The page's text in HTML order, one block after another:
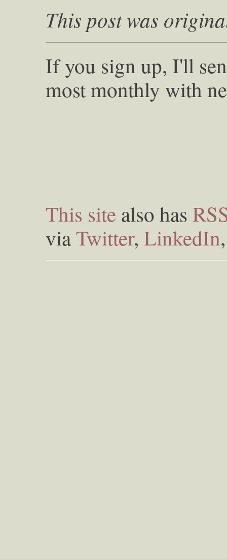
This post was
If you sign up, I'll
most monthly with
This site also has
viaTwitter, LinkedIn